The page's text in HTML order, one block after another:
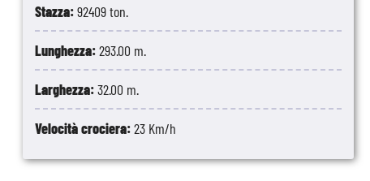
Stazza:92409 ton.
Lunghezza:293.00 m.
Larghezza:32.00 m.
Velocità crociera:23 Km/h